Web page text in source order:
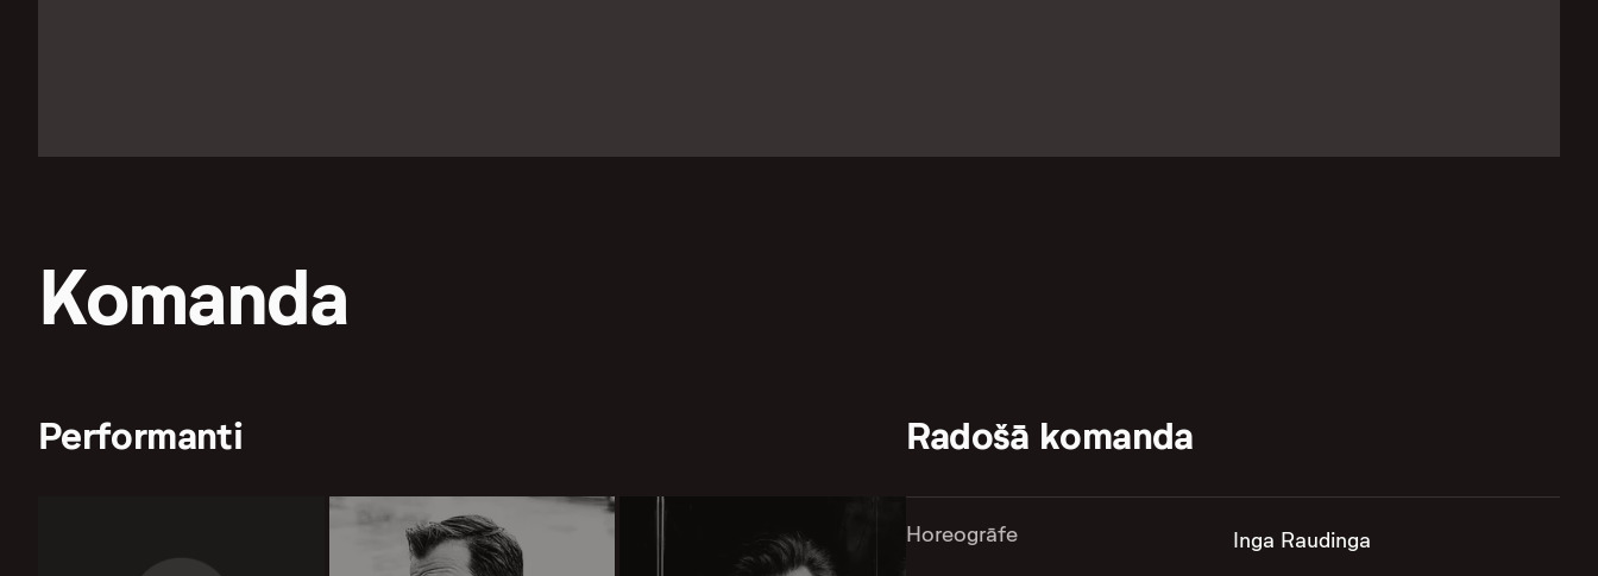
Komanda
Performanti Radošā komanda
Horeogrāfe Inga Raudinga